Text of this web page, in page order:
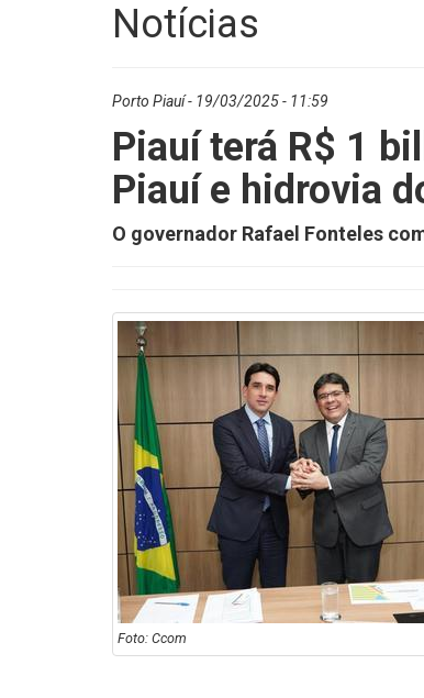
Notícias
Porto Piauí - 19/03/2025 - 11:59
Piauí terá R$ 1
Piauí e hidrovia
O governador Rafael Fonteles
Foto: Ccom